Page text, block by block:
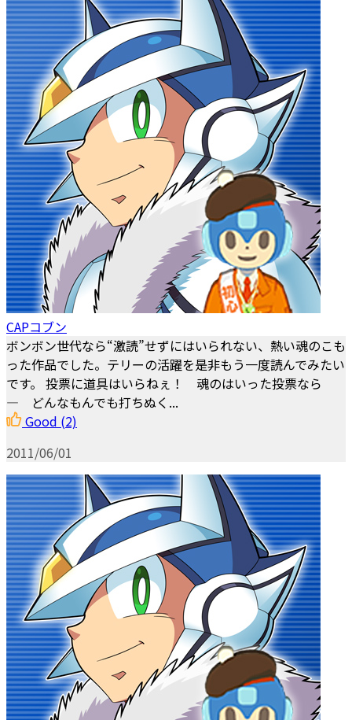
CAPコブン
ボンボン世代なら“激読”せずにはいられない、熱い魂のこも
った作品でした。テリーの活躍を是非もう一度読んでみたい
です。 投票に道具はいらねぇ！ 魂のはいった投票なら
―――― どんなもんでも打ちぬく...
Good (2)
2011/06/01